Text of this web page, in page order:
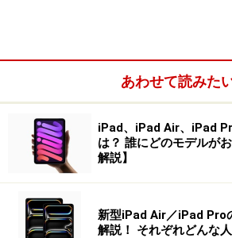
あわせて読みた
iPad、iPad Air、iPad
は？ 誰にどのモデルが
解説】
新型iPad Air／iPad Pro
解説！ それぞれどんな